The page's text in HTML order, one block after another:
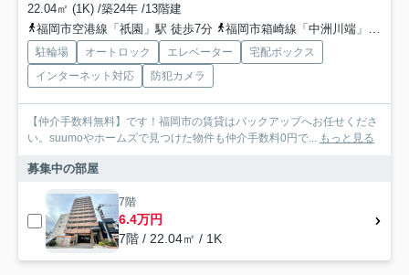
22.04㎡ (1K) /築24年 /13階建
福岡市空港線「祇園」駅 徒歩7分
福岡市箱崎線「中洲川端」駅 徒歩8分
駐輪場 オートロック エレベーター
宅配ボックス
インターネット対応
防犯カメラ
【仲介手数料無料】です！福岡市の賃貸はバックアップへお任せくださ
い。suumoやホームズで見つけた物件も仲介手数料0円で... もっと見る
募集中の部屋
7階
6.4万円
7階 / 22.04㎡ / 1K